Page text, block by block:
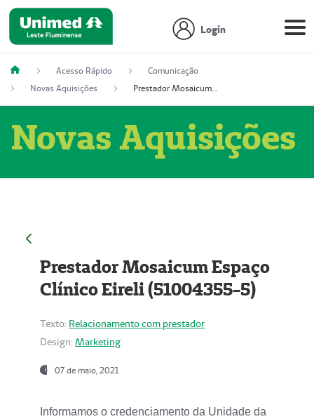
Login
Acesso Rápido
Comunicação
Novas Aquisições
Prestador Mosaicum Espaço Clínico Eireli (51004355-5)
Novas Aquisições
Prestador Mosaicum Espaço
Clínico Eireli (51004355-5)
Texto: Relacionamento com prestador
Design: Marketing
07 de maio, 2021
Informamos o credenciamento da Unidade da